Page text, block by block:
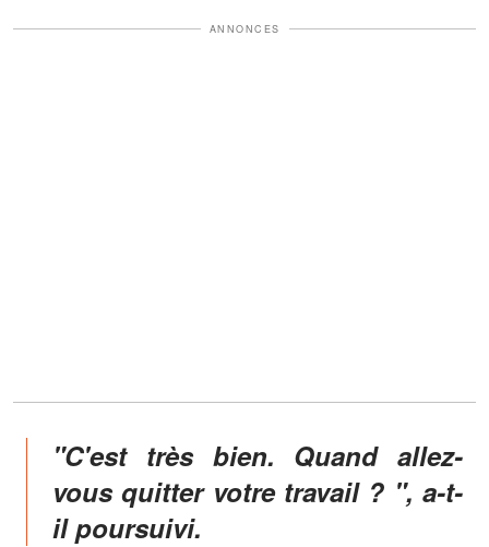
ANNONCES
"C'est très bien. Quand allez-
vous quitter votre travail ? ", a-t-
il poursuivi.